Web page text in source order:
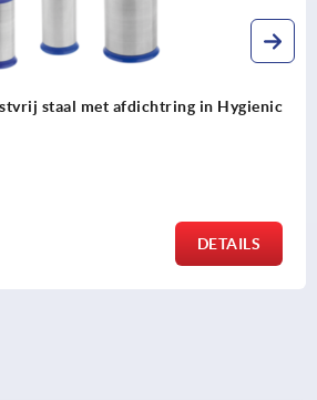
staal met afdichtring in Hygienic
DETAILS